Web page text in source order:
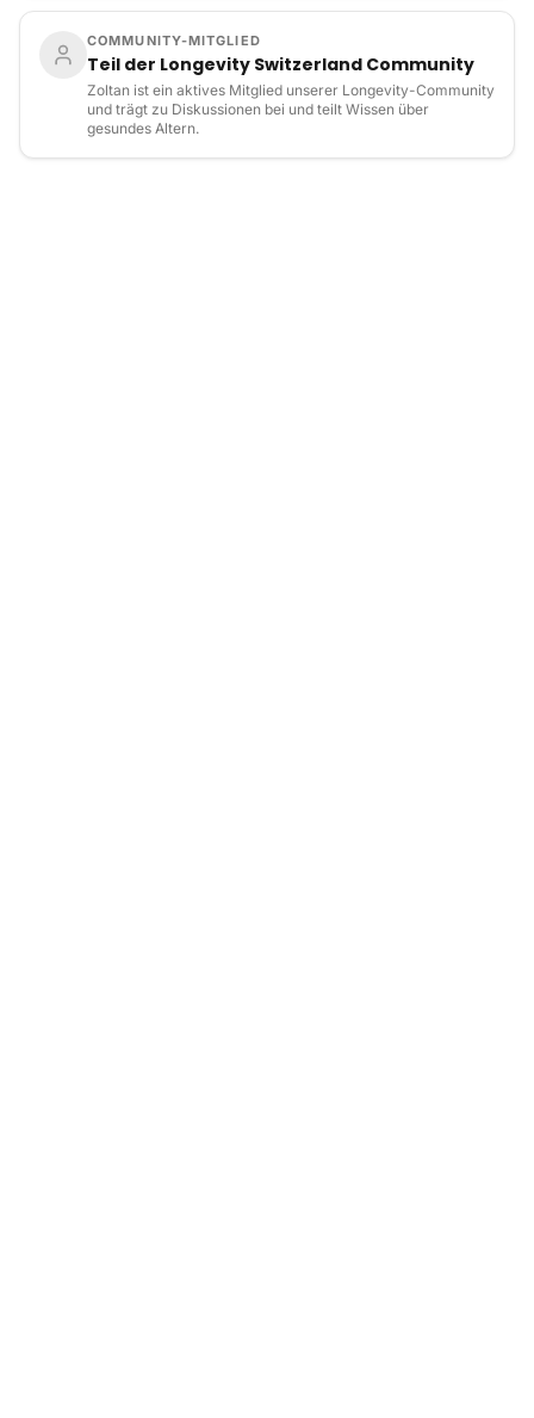
COMMUNITY-MITGLIED
Teil der Longevity Switzerland Community
Zoltan ist ein aktives Mitglied unserer Longevity-Community
und trägt zu Diskussionen bei und teilt Wissen über
gesundes Altern.